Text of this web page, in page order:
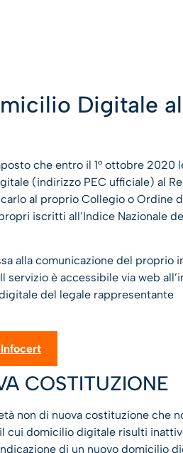
Digitale al
che entro il 1° ottobre 2020
(indirizzo PEC ufficiale) al
al proprio Collegio o Ordine
iscritti all’Indice Nazionale
alla comunicazione del proprio
servizio è accessibile via web
del legale rappresentante
COSTITUZIONE
non di nuova costituzione che
cui domicilio digitale risulti
di un nuovo domicilio